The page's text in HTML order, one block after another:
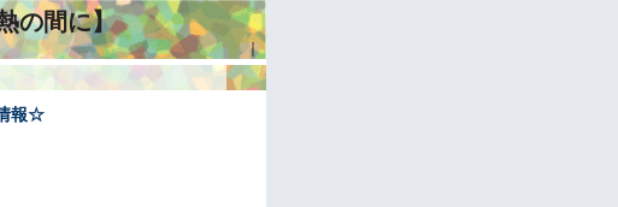
の間に】
｜
報☆